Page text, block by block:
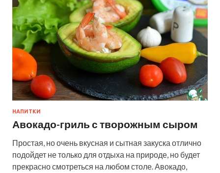
НАПИТКИ
Авокадо-гриль с творожным сыром
Простая, но очень вкусная и сытная закуска отлично
подойдет не только для отдыха на природе, но будет
прекрасно смотреться на любом столе. Авокадо,